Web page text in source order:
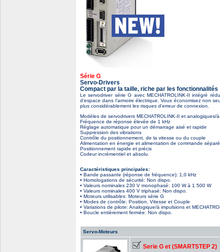
Série G
Servo-Drivers
Compact par la taille, riche par les fonctionnalités
Le servodriver série G avec MECHATROLINK-II intégré
d’espace dans l’armoire électrique. Vous économisez non
plus considérablement les risques d'erreur de connexion.
Modèles de servodrivers MECHATROLINK-II et analogiques/
Fréquence de réponse élevée de 1 kHz
Réglage automatique pour un démarrage aisé et rapide
Suppression des vibrations
Contrôle du positionnement, de la vitesse ou du couple
Alimentation en énergie et alimentation de commande
Positionnement rapide et précis
Codeur incrémentiel et absolu.
Caractéristiques principales:
• Bande passante (réponse de fréquence): 1,0 kHz
• Homologations de sécurité: Non dispo.
• Valeurs nominales 230 V monophasé: 100 W à 1 500 W
• Valeurs nominales 400 V triphasé: Non dispo.
• Moteurs utilisables: Moteurs série G
• Modes de contrôle: Position, Vitesse et Couple
• Variations de pilote: Analogique/à impulsions et
• Boucle entièrement fermée: Non dispo.
Servo-Moteurs
Serie G et (SMARTSTEP 2)